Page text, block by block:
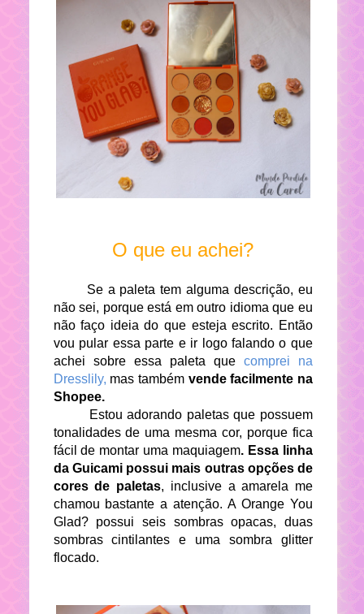
O que eu achei?
Se a paleta tem alguma descrição, eu
não sei, porque está em outro idioma que eu
não faço ideia do que esteja escrito. Então
vou pular essa parte e ir logo falando o que
achei sobre essa paleta quecomprei na
Dresslily, mas também vende facilmente na
Shopee.
Estou adorando paletas que possuem
tonalidades de uma mesma cor, porque fica
fácil de montar uma maquiagem. Essa linha
da Guicami possui mais outras opções de
cores de paletas, inclusive a amarela me
chamou bastante a atenção. A Orange You
Glad? possui seis sombras opacas, duas
sombras cintilantes e uma sombra glitter
flocado.